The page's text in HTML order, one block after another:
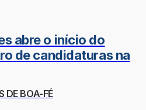
abre o início do
de candidaturas na
DE BOA-FÉ